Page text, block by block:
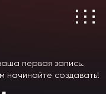
первая запись.
начинайте создавать!